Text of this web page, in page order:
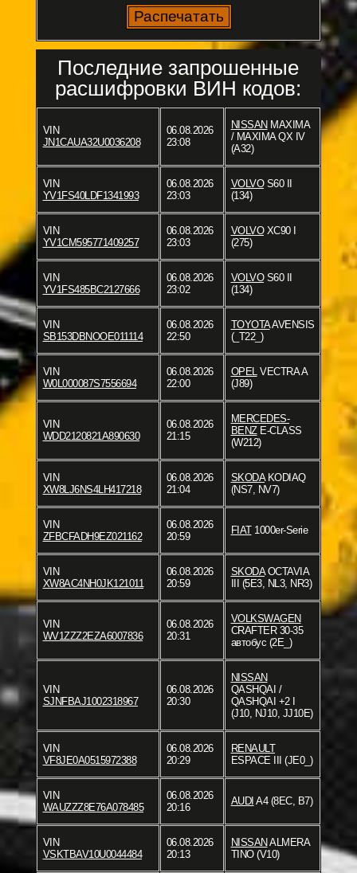
Последние запрошенные
расшифровки ВИН кодов:
VIN
JN1CAUA32U0036208
06.08.2026
23:08
NISSAN MAXIMA
/ MAXIMA QX IV
(A32)
VIN
YV1FS40LDF1341993
06.08.2026
23:03
VOLVOS60 II
(134)
VIN
YV1CM595771409257
06.08.2026
23:03
VOLVOXC90 I
(275)
VIN
YV1FS485BC2127666
06.08.2026
23:02
VOLVOS60 II
(134)
VIN
SB153DBNOOE011114
06.08.2026
22:50
TOYOTAAVENSIS
(_T22_)
VIN
W0L000087S7556694
06.08.2026
22:00
OPELVECTRA A
(J89)
VIN
WDD2120821A890630
06.08.2026
21:15
MERCEDES-
BENZE-CLASS
(W212)
VIN
XW8LJ6NS4LH417218
06.08.2026
21:04
SKODAKODIAQ
(NS7, NV7)
VIN
ZFBCFADH9EZ021162
06.08.2026
20:59
FIAT1000er-Serie
VIN
XW8AC4NH0JK121011
06.08.2026
20:59
SKODAOCTAVIA
III (5E3, NL3, NR3)
VIN
WV1ZZZ2EZA6007836
06.08.2026
20:31
VOLKSWAGEN
CRAFTER 30-35
автобус (2E_)
VIN
SJNFBAJ1002318967
06.08.2026
20:30
NISSAN
QASHQAI /
QASHQAI +2 I
(J10, NJ10, JJ10E)
VIN
VF8JE0A0515972388
06.08.2026
20:29
RENAULT
ESPACE III (JE0_)
VIN
WAUZZZ8E76A078485
06.08.2026
20:16
AUDI A4 (8EC, B7)
VIN
VSKTBAV10U0044484
06.08.2026
20:13
NISSAN ALMERA
TINO (V10)